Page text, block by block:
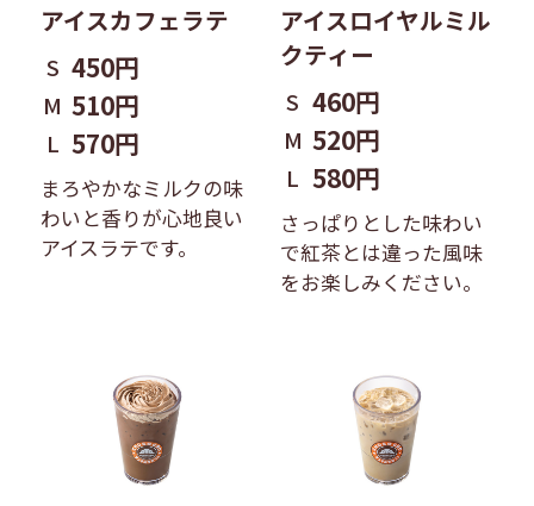
アイスカフェラテ
S 450円
M 510円
L 570円
まろやかなミルクの味
わいと香りが心地良い
アイスラテです。
アイスロイヤルミル
クティー
S 460円
M 520円
L 580円
さっぱりとした味わい
で紅茶とは違った風味
をお楽しみください。